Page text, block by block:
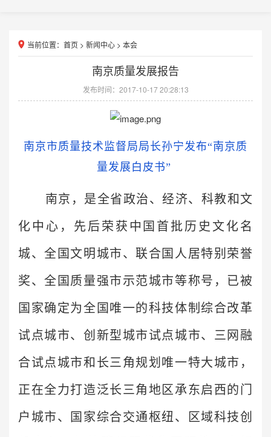
当前位置： 首页 > 新闻中心 > 本会
南京质量发展报告
发布时间：2017-10-17 20:28:13
南京市质量技术监督局局长孙宁发布“南京质
量发展白皮书”
南京，是全省政治、经济、科教和文
化中心，先后荣获中国首批历史文化名
城、全国文明城市、联合国人居特别荣誉
奖、全国质量强市示范城市等称号，已被
国家确定为全国唯一的科技体制综合改革
试点城市、创新型城市试点城市、三网融
合试点城市和长三角规划唯一特大城市，
正在全力打造泛长三角地区承东启西的门
户城市、国家综合交通枢纽、区域科技创